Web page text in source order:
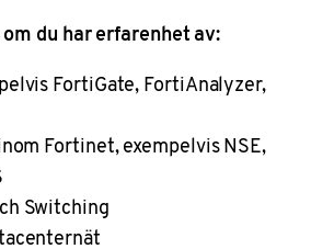
du har erfarenhet av:
FortiGate, FortiAnalyzer,
Fortinet, exempelvis NSE,
Switching